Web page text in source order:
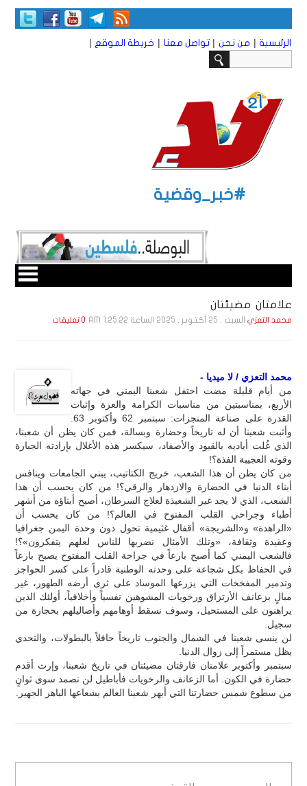
الرئيسية | من نحن | تواصل معنا | خريطة الموقع |
#خبر_وقضية
علامتان مضيئتان
محمد التعزي السبت , 25 أكـتـوبـر , 2025 الساعة 1:25:22 AM 0 تعليقات
محمد التعزي / لا ميديا -
من أيام قليلة مضت احتفل شعبنا اليمني في جهاته
الأربع، بمناسبتين من مناسبات الكرامة والعزة وإثبات
وأثبت شعبنا أن له تاريخاً وحضارة وبسالة، فمن كان يظن أن شعبنا،
الذي غُلت أياديه بالقيود والأصفاد، سيكسر هذه الأغلال بإرادته الجبارة
وقوته العجيبة الفذة؟!
من كان يظن أن هذا الشعب، خريج الكتاتيب، يبني الجامعات وينافس
أبناء الدنيا في الحضارة والازدهار والرقي؟! من كان يحسب أن هذا
الشعب، الذي لا يجد غير الشعبذة لعلاج السرطان، أصبح أبناؤه من أشهر
أطباء وجراحي القلب المفتوح في العالم؟! من كان يحسب أن
«الراهدة» و«الشريجة» أقفال غثيمية تحول دون وحدة اليمن جغرافيا
وعقيدة وثقافة، «وتلك الأمثال نضربها للناس لعلهم يتفكرون»؟!
فالشعب اليمني كما أصبح بارعاً في جراحة القلب المفتوح يصبح بارعاً
في الحفاظ بكل شجاعة على وحدته الوطنية قادراً على كسر الحواجز
وتدمير المفخخات التي يزرعها الموساد على ثرى أرضه الطهور، غير
مبالٍ بزعانف الأرتزاق ورخويات المشوهين نفسياً وأخلاقياً، أولئك الذين
يراهنون على المستحيل، وسوف نسقط أوهامهم وأضاليلهم بحجارة من
سجيل.
لن ينسى شعبنا في الشمال والجنوب تاريخاً حافلاً بالبطولات، والتحدي
يظل مستمراً إلى زوال الدنيا.
سبتمبر وأكتوبر علامتان فارقتان مضيئتان في تاريخ شعبنا، وإرث أقدم
حضارة في الكون. أما الزعانف والرخويات فأباطيل لن تصمد سوى ثوانٍ
من سطوع شمس حضارتنا التي أبهر شعبنا العالم بشعاعها الباهر الجهير.